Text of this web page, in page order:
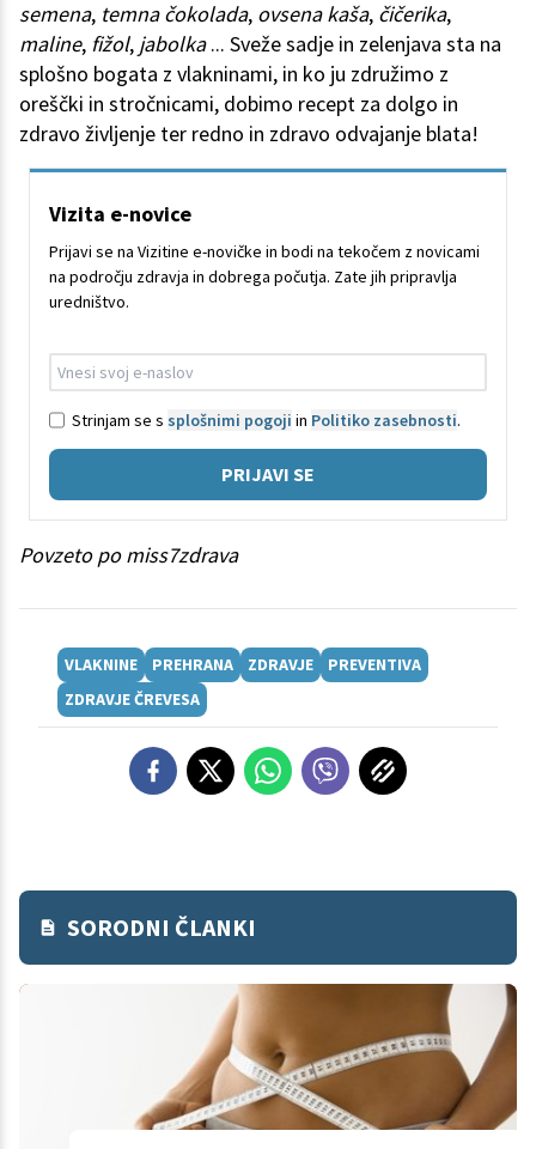
semena, temna čokolada, ovsena kaša, čičerika,
maline, fižol, jabolka... Sveže sadje in zelenjava sta na
splošno bogata z vlakninami, in ko ju združimo z
oreščki in stročnicami, dobimo recept za dolgo in
zdravo življenje ter redno in zdravo odvajanje blata!
Vizita e-novice
Prijavi se na Vizitine e-novičke in bodi na tekočem z novicami
na področju zdravja in dobrega počutja. Zate jih pripravlja
uredništvo.
Strinjam se s splošnimi pogoji in Politiko zasebnosti.
PRIJAVI SE
Povzeto po miss7zdrava
VLAKNINE PREHRANA ZDRAVJE
PREVENTIVA
ZDRAVJE ČREVESA
SORODNI ČLANKI